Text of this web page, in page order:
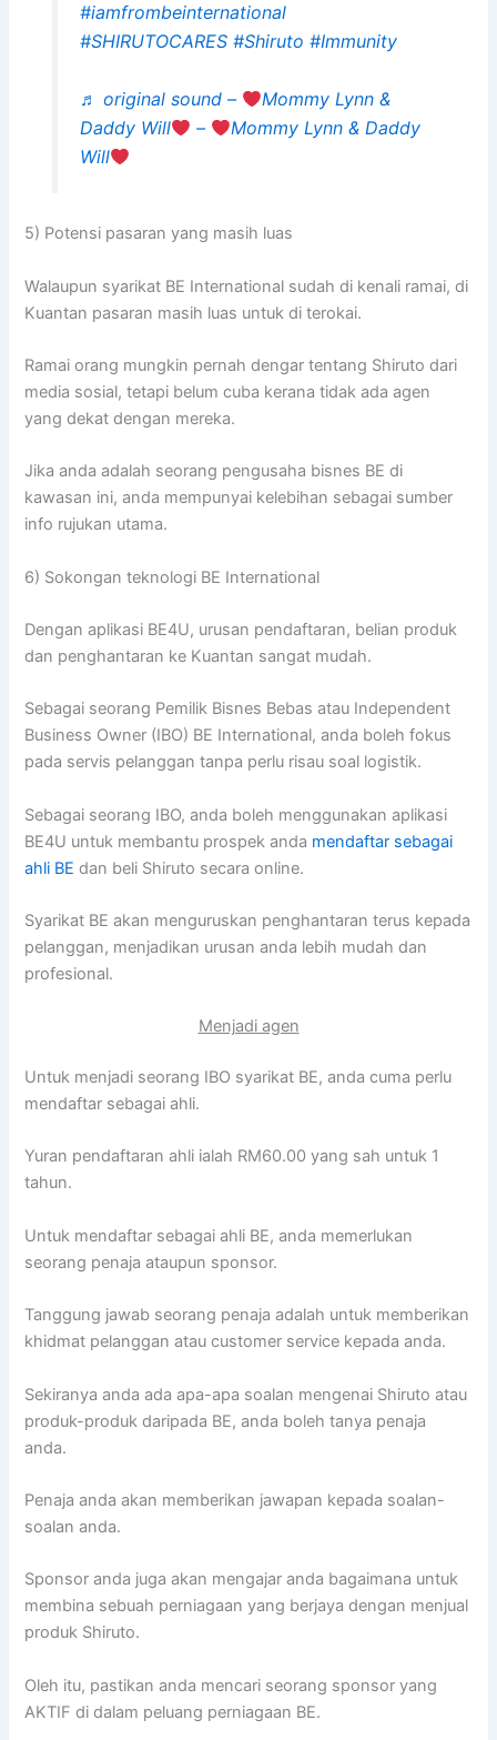
#iamfrombeinternational
#SHIRUTOCARES #Shiruto #Immunity
♬ original sound –
Mommy Lynn &
Daddy Will
–
Mommy Lynn & Daddy
Will
5) Potensi pasaran yang masih luas
Walaupun syarikat BE International sudah di kenali ramai, di
Kuantan pasaran masih luas untuk di terokai.
Ramai orang mungkin pernah dengar tentang Shiruto dari
media sosial, tetapi belum cuba kerana tidak ada agen
yang dekat dengan mereka.
Jika anda adalah seorang pengusaha bisnes BE di
kawasan ini, anda mempunyai kelebihan sebagai sumber
info rujukan utama.
6) Sokongan teknologi BE International
Dengan aplikasi BE4U, urusan pendaftaran, belian produk
dan penghantaran ke Kuantan sangat mudah.
Sebagai seorang Pemilik Bisnes Bebas atau Independent
Business Owner (IBO) BE International, anda boleh fokus
pada servis pelanggan tanpa perlu risau soal logistik.
Sebagai seorang IBO, anda boleh menggunakan aplikasi
BE4U untuk membantu prospek anda mendaftar sebagai
ahli BE dan beli Shiruto secara online.
Syarikat BE akan menguruskan penghantaran terus kepada
pelanggan, menjadikan urusan anda lebih mudah dan
profesional.
Menjadi agen
Untuk menjadi seorang IBO syarikat BE, anda cuma perlu
mendaftar sebagai ahli.
Yuran pendaftaran ahli ialah RM60.00 yang sah untuk 1
tahun.
Untuk mendaftar sebagai ahli BE, anda memerlukan
seorang penaja ataupun sponsor.
Tanggung jawab seorang penaja adalah untuk memberikan
khidmat pelanggan atau customer service kepada anda.
Sekiranya anda ada apa-apa soalan mengenai Shiruto atau
produk-produk daripada BE, anda boleh tanya penaja
anda.
Penaja anda akan memberikan jawapan kepada soalan-
soalan anda.
Sponsor anda juga akan mengajar anda bagaimana untuk
membina sebuah perniagaan yang berjaya dengan menjual
produk Shiruto.
Oleh itu, pastikan anda mencari seorang sponsor yang
AKTIF di dalam peluang perniagaan BE.